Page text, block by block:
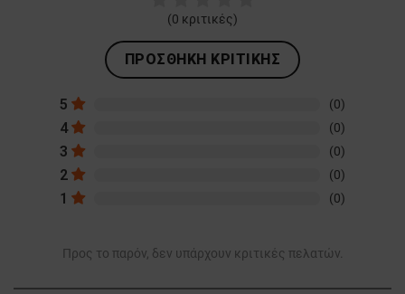
(0 κριτικές)
ΠΡΟΣΘΉΚΗ ΚΡΙΤΙΚΉΣ
5 (0)
4 (0)
3 (0)
2 (0)
1 (0)
Προς το παρόν, δεν υπάρχουν κριτικές πελατών.